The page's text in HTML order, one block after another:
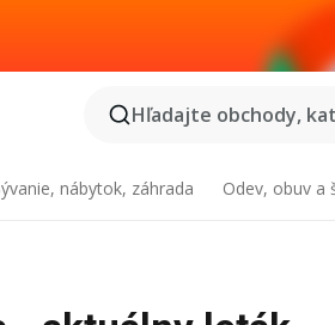
Hľadajte obchody,
nábytok, záhrada Odev, obuv a